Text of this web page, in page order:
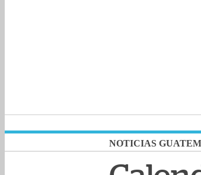
NOTICIAS